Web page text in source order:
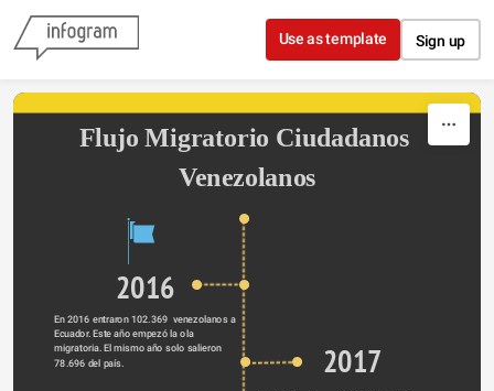
Skip to content
Use as template Sign up
Flujo Migratorio Ciudadanos
Venezolanos
2016
En 2016 entraron 102.369  venezolanos a
Ecuador. Este año empezó la ola
migratoria. El mismo año solo salieron
78.696 del país.
2017